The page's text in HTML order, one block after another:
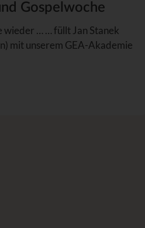
Gospelwoche
wieder … … füllt Jan Stanek
mit unserem GEA-Akademie